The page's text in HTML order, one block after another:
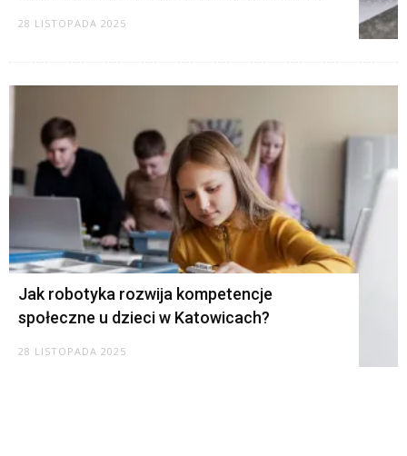
28 LISTOPADA 2025
Jak robotyka rozwija kompetencje
społeczne u dzieci w Katowicach?
28 LISTOPADA 2025